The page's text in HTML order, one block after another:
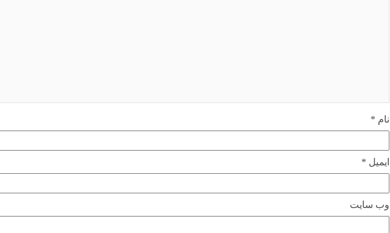
نام *
ایمیل *
وب‌ سایت